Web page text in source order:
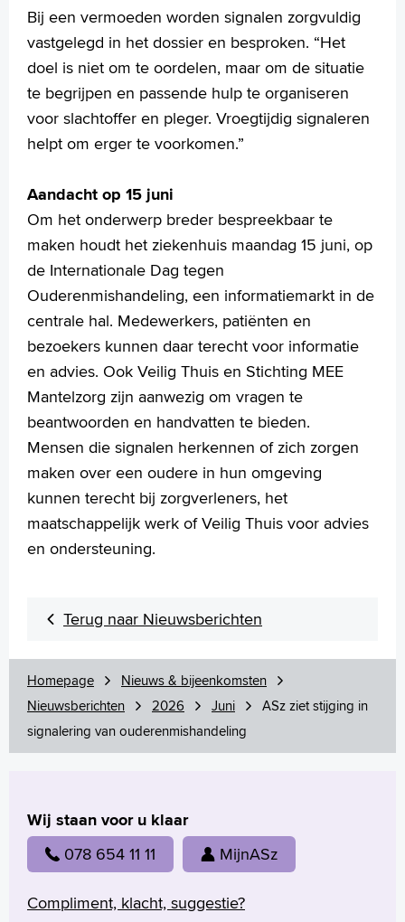
Bij een vermoeden worden signalen zorgvuldig
vastgelegd in het dossier en besproken. “Het
doel is niet om te oordelen, maar om de situatie
te begrijpen en passende hulp te organiseren
voor slachtoffer en pleger. Vroegtijdig signaleren
helpt om erger te voorkomen.”
Aandacht op 15 juni
Om het onderwerp breder bespreekbaar te
maken houdt het ziekenhuis maandag 15 juni, op
de Internationale Dag tegen
Ouderenmishandeling, een informatiemarkt in de
centrale hal. Medewerkers, patiënten en
bezoekers kunnen daar terecht voor informatie
en advies. Ook Veilig Thuis en Stichting MEE
Mantelzorg zijn aanwezig om vragen te
beantwoorden en handvatten te bieden.
Mensen die signalen herkennen of zich zorgen
maken over een oudere in hun omgeving
kunnen terecht bij zorgverleners, het
maatschappelijk werk of Veilig Thuis voor advies
en ondersteuning.
Terug naar Nieuwsberichten
Homepage
Nieuws & bijeenkomsten
Nieuwsberichten
2026 Juni
ASz ziet stijging in
signalering van ouderenmishandeling
Wij staan voor u klaar
078 654 11 11 MijnASz
Compliment, klacht, suggestie?